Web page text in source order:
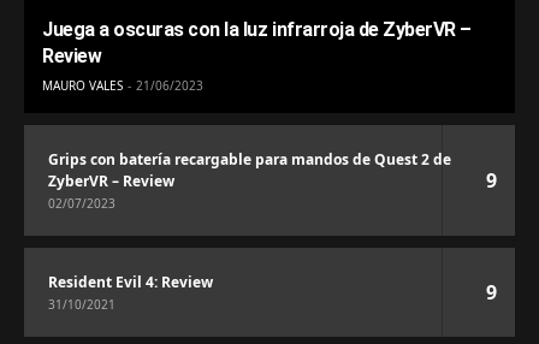
Juega a oscuras con la luz infrarroja de ZyberVR –
Review
MAURO VALES 21/06/2023
Grips con batería recargable para mandos de Quest 2 de
ZyberVR – Review
02/07/2023
9
Resident Evil 4: Review
31/10/2021 9